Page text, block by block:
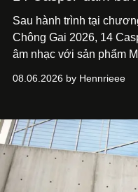
Sau hành trình tại
Chông Gai 2026, 14
âm nhạc với sản phẩm
bước chuyển mình của
của nam nghệ sĩ khi lần
solo được đầu tư toàn
diễn đến hình ảnh.
08.06.2026 by Hennrieee